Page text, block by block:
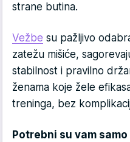
strane butina.
Vežbe su pažljivo
zatežu mišiće,
stabilnost i pravilno
ženama koje žele
treninga, bez
Potrebni su vam